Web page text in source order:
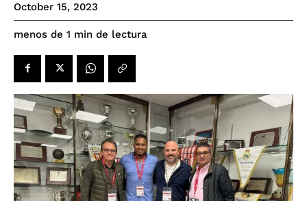
October 15, 2023
menos de 1 min de lectura